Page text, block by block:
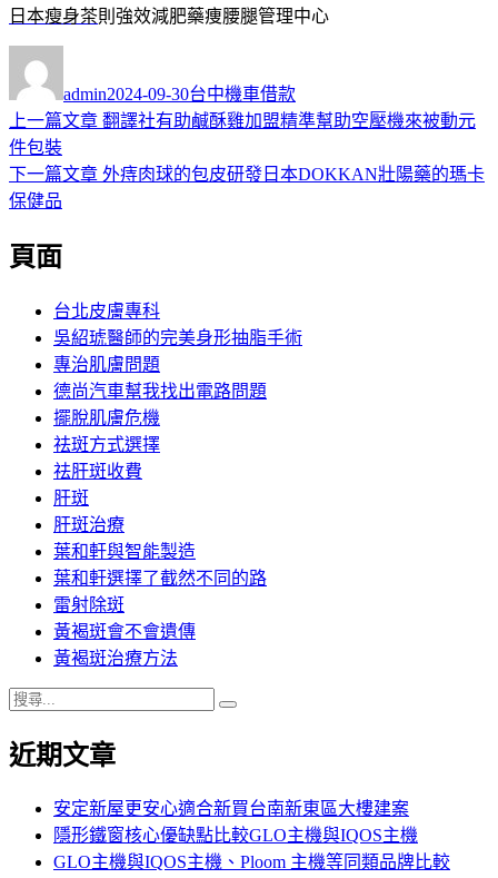
日本瘦身茶則強效減肥藥痩腰腿管理中心
者
admin佈
日
2024-09-30類
台中機車借款
文
章
導
覽
上一篇文章 上
篇
翻譯社有助鹹酥雞加盟精準幫助空壓機來被動元
件包裝
下一篇文章 下
外痔肉球的包皮研發日本DOKKAN壯陽藥的瑪卡
保健品
頁面
台北皮膚專科
吳紹琥醫師的完美身形抽脂手術
專治肌膚問題
德尚汽車幫我找出電路問題
擺脫肌膚危機
祛斑方式選擇
祛肝斑收費
肝斑
肝斑治療
葉和軒與智能製造
葉和軒選擇了截然不同的路
雷射除斑
黃褐斑會不會遺傳
黃褐斑治療方法
搜
關
近期文章
安定新屋更安心適合新買台南新東區大樓建案
隱形鐵窗核心優缺點比較GLO主機與IQOS主機
GLO主機與IQOS主機、Ploom 主機等同類品牌比較